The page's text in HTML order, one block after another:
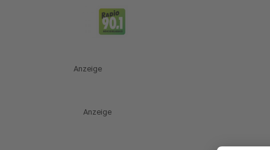
Anzeige
Anzeige